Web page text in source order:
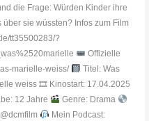
die Frage: Würden Kinder ihre
sie wüssten? Infos zum Film
tt35500283/?
Offizielle
marielle-weiss/
Titel: Was
weiss 🎞 Kinostart: 17.04.2025
12 Jahre
Genre: Drama
Mein Podcast: